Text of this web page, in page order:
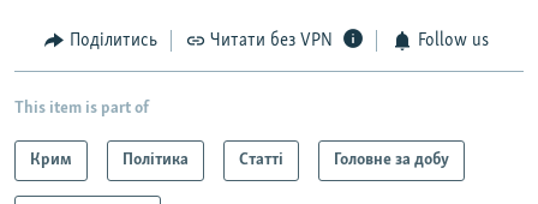
Поділитись Читати без VPN Follow us
This item is part of
Крим Політика Статті Головне за добу